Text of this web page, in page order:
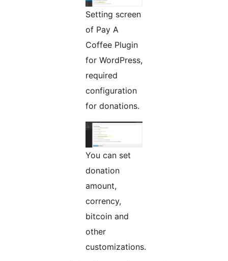
Setting screen
of Pay A
Coffee Plugin
for WordPress,
required
configuration
for donations.
You can set
donation
amount,
corrency,
bitcoin and
other
customizations.